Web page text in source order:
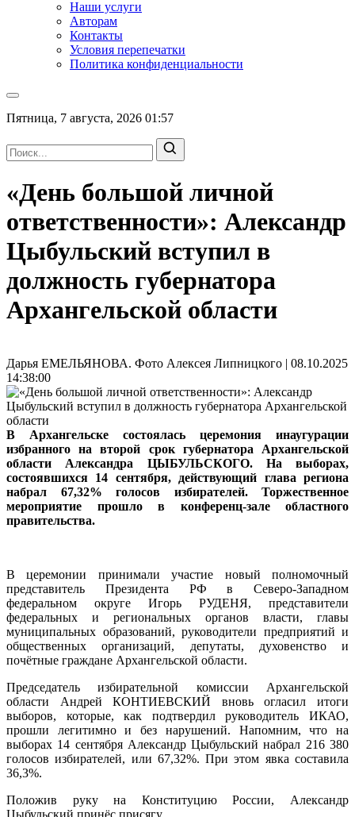
Наши услуги
Авторам
Контакты
Условия перепечатки
Политика конфиденциальности
Пятница, 7 августа, 2026 01:57
«День большой личной
ответственности»: Александр
Цыбульский вступил в
должность губернатора
Архангельской области
Дарья ЕМЕЛЬЯНОВА. Фото Алексея Липницкого | 08.10.2025
14:38:00
В Архангельске состоялась церемония инаугурации
избранного на второй срок губернатора Архангельской
области Александра ЦЫБУЛЬСКОГО. На выборах,
состоявшихся 14 сентября, действующий глава региона
набрал 67,32% голосов избирателей. Торжественное
мероприятие прошло в конференц-зале областного
правительства.
В церемонии принимали участие новый полномочный
представитель Президента РФ в Северо-Западном
федеральном округе Игорь РУДЕНЯ, представители
федеральных и региональных органов власти, главы
муниципальных образований, руководители предприятий и
общественных организаций, депутаты, духовенство и
почётные граждане Архангельской области.
Председатель избирательной комиссии Архангельской
области Андрей КОНТИЕВСКИЙ вновь огласил итоги
выборов, которые, как подтвердил руководитель ИКАО,
прошли легитимно и без нарушений. Напомним, что на
выборах 14 сентября Александр Цыбульский набрал 216 380
голосов избирателей, или 67,32%. При этом явка составила
36,3%.
Положив руку на Конституцию России, Александр
Цыбульский принёс присягу.